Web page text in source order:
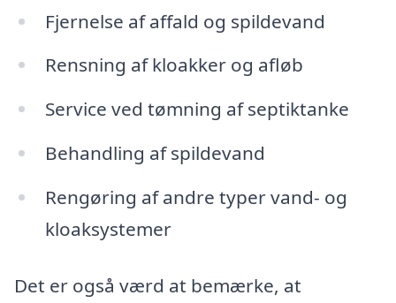
Fjernelse af affald og spildevand
Rensning af kloakker og afløb
Service ved tømning af septiktanke
Behandling af spildevand
Rengøring af andre typer vand- og
kloaksystemer
Det er også værd at bemærke, at